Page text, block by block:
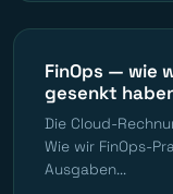
FinOps — wie
gesenkt
Die Cloud-
Wie wir FinOps-
Ausgaben...